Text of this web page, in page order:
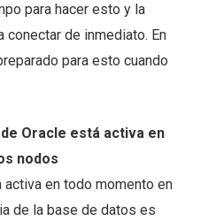
para hacer esto y la
conectar de inmediato. En
para esto cuando
Oracle está activa en
nodos
en todo momento en
de la base de datos es